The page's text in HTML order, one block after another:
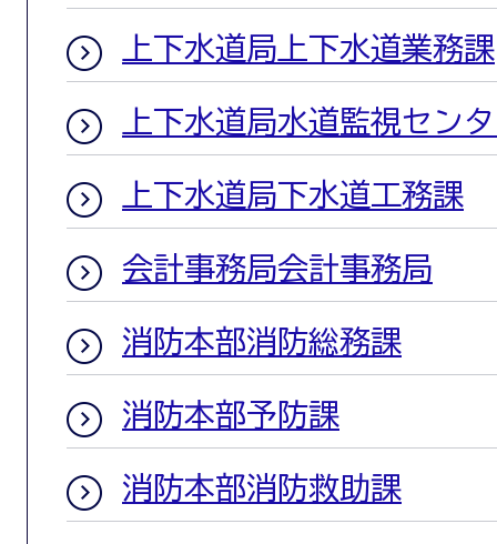
上下水道局上下水道業務課
上下水道局水道監視セン
上下水道局下水道工務課
会計事務局会計事務局
消防本部消防総務課
消防本部予防課
消防本部消防救助課